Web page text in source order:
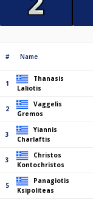
# Name
1
Thanasis
Laliotis
2
Vaggelis
Gremos
3
Yiannis
Charlaftis
3
Christos
Kontochristos
5
Panagiotis
Ksipoliteas